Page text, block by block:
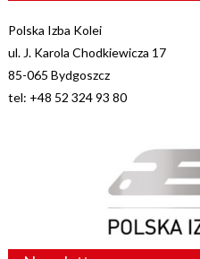
Polska Izba Kolei
ul. J. Karola Chodkiewicza 17
85-065 Bydgoszcz
tel: +48 52 324 93 80